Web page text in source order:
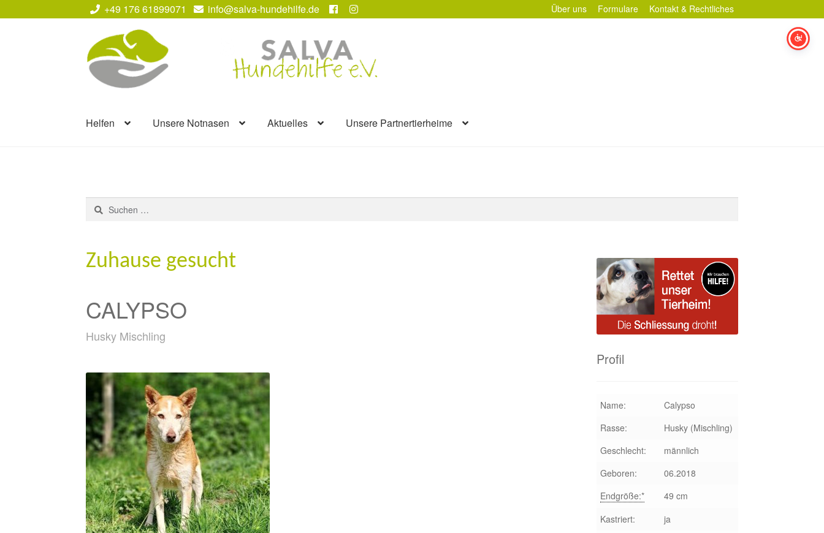
+49 176 61899071 info@salva-hundehilfe.de Über uns Formulare Kontakt & Rechtliches
Navigation
springen
Zum
Inhalt
springen
Helfen Unsere Notnasen Aktuelles Unsere Partnertierheime
Suchen
nach:
Zuhause gesucht
CALYPSO
Husky Mischling
Profil
Name:
Calypso
Rasse:
Husky (Mischling)
Geschlecht:
männlich
Geboren:
06.2018
Endgröße:*
49 cm
Kastriert:
ja